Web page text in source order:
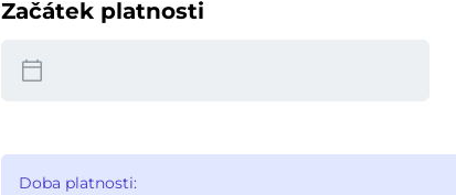
Začátek platnosti
Doba platnosti: